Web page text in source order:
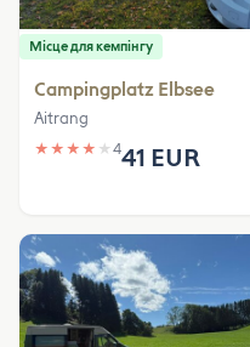
Місце для кемпінгу
Campingplatz Elbsee
Aitrang
★ ★ ★ ★ ★ 441 EUR